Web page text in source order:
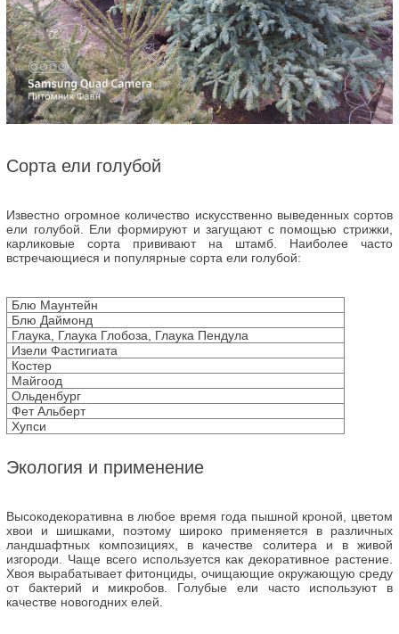
Сорта ели голубой
Известно огромное количество искусственно выведенных сортов
ели голубой. Ели формируют и загущают с помощью стрижки,
карликовые сорта прививают на штамб. Наиболее часто
встречающиеся и популярные сорта ели голубой:
Блю Маунтейн
Блю Даймонд
Глаука, Глаука Глобоза, Глаука Пендула
Изели Фастигиата
Костер
Майгоод
Ольденбург
Фет Альберт
Хупси
Экология и применение
Высокодекоративна в любое время года пышной кроной, цветом
хвои и шишками, поэтому широко применяется в различных
ландшафтных композициях, в качестве солитера и в живой
изгороди. Чаще всего используется как декоративное растение.
Хвоя вырабатывает фитонциды, очищающие окружающую среду
от бактерий и микробов. Голубые ели часто используют в
качестве новогодних елей.